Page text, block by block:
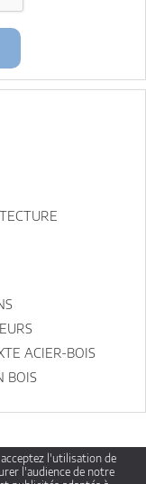
de 18 mois courant à
france et vous
d'oeuvre en
architectes-france.
», vous pouvez
du Mirail - parc
05.47.74.51.01 -
ACIER-BOIS
BOIS
l'utilisation de
l'audience de notre